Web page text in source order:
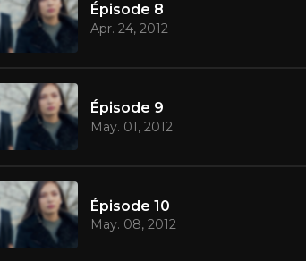
Épisode 8
Apr. 24, 2012
Épisode 9
May. 01, 2012
Épisode 10
May. 08, 2012